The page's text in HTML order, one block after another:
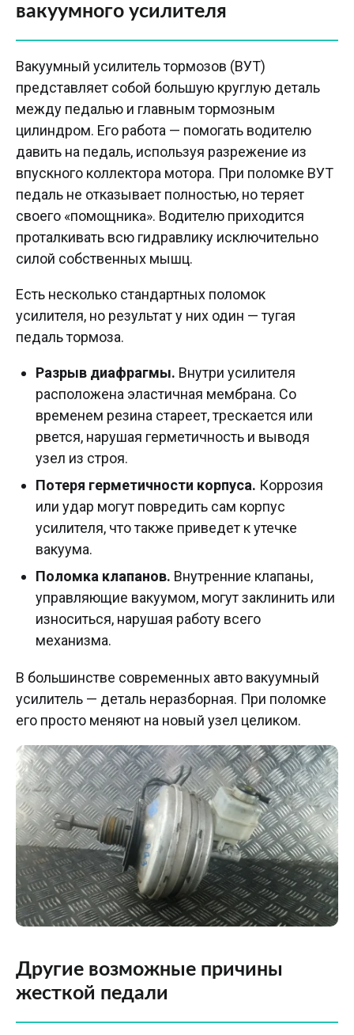
вакуумного усилителя
Вакуумный усилитель тормозов (ВУТ)
представляет собой большую круглую деталь
между педалью и главным тормозным
цилиндром. Его работа — помогать водителю
давить на педаль, используя разрежение из
впускного коллектора мотора. При поломке ВУТ
педаль не отказывает полностью, но теряет
своего «помощника». Водителю приходится
проталкивать всю гидравлику исключительно
силой собственных мышц.
Есть несколько стандартных поломок
усилителя, но результат у них один — тугая
педаль тормоза.
Разрыв диафрагмы. Внутри усилителя
расположена эластичная мембрана. Со
временем резина стареет, трескается или
рвется, нарушая герметичность и выводя
узел из строя.
Потеря герметичности корпуса. Коррозия
или удар могут повредить сам корпус
усилителя, что также приведет к утечке
вакуума.
Поломка клапанов. Внутренние клапаны,
управляющие вакуумом, могут заклинить или
износиться, нарушая работу всего
механизма.
В большинстве современных авто вакуумный
усилитель — деталь неразборная. При поломке
его просто меняют на новый узел целиком.
Другие возможные причины
жесткой педали